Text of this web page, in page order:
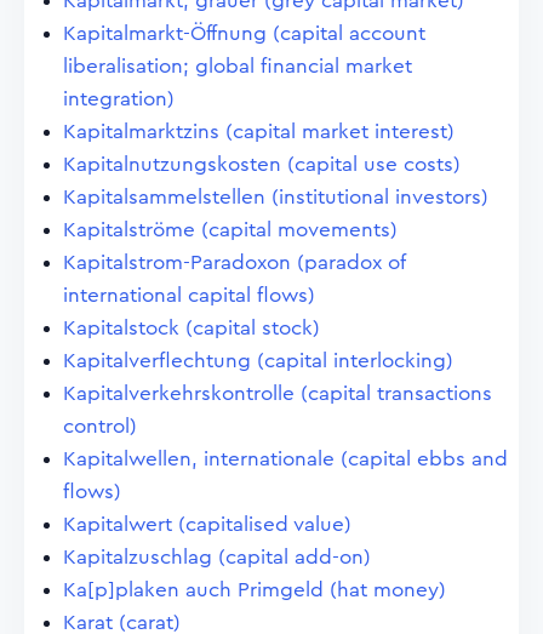
Kapitalmarkt-Öffnung (capital account
liberalisation; global financial market
integration)
Kapitalmarktzins (capital market interest)
Kapitalnutzungskosten (capital use costs)
Kapitalsammelstellen (institutional investors)
Kapitalströme (capital movements)
Kapitalstrom-Paradoxon (paradox of
international capital flows)
Kapitalstock (capital stock)
Kapitalverflechtung (capital interlocking)
Kapitalverkehrskontrolle (capital transactions
control)
Kapitalwellen, internationale (capital ebbs and
flows)
Kapitalwert (capitalised value)
Kapitalzuschlag (capital add-on)
Ka[p]plaken auch Primgeld (hat money)
Karat (carat)